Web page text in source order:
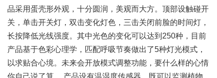
品采用蛋壳形外观，十分圆润，美观而大方。顶部设触碰开
关，单击开关灯，双击变化灯色，三击关闭前脸的时间灯，
长按降低光线强度。其中光色的变化可以达到250种，目前
产品基于色彩心理学，匹配呼吸节奏做出了5种灯光模式，
以求贴合心境。未来会开放模式调整功能，要什么样的心情
你自己说了算。 产品设有温湿度传感器，既可以监测植物